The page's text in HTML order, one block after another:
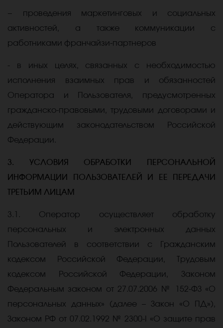
− проведения маркетинговых и социальных
активностей, а также коммуникации с
работниками франчайзи-партнеров
- в иных целях, связанных с необходимостью
исполнения взаимных прав и обязанностей
Оператора и Пользователя, предусмотренных
гражданско-правовыми, трудовыми договорами и
действующим законодательством Российской
Федерации.
3. УСЛОВИЯ ОБРАБОТКИ ПЕРСОНАЛЬНОЙ
ИНФОРМАЦИИ ПОЛЬЗОВАТЕЛЕЙ И ЕЕ ПЕРЕДАЧИ
ТРЕТЬИМ ЛИЦАМ
3.1. Оператор осуществляет обработку
персональных и электронных данных
Пользователей в соответствии с Гражданским
кодексом Российской Федерации, Трудовым
кодексом Российской Федерации, Законом
Федеральным законом от 27.07.2006 № 152-ФЗ «О
персональных данных» (далее – Закон «О ПД»),
Законом РФ от 07.02.1992 № 2300-I «О защите прав